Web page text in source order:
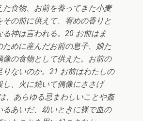
た食物、お前を養ってきた小麦
その前に供えて、宥めの香りと
る神は言われる。20 お前はま
ために産んだお前の息子、娘た
像の食物として供えた。お前の
りないのか。21 お前はわたしの
し、火に焼いて偶像にささげ
、あらゆる忌まわしいことや姦
るあいだ、幼いときに裸で血の